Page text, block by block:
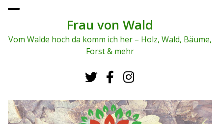
To
me
Frau von Wald
Vom Walde hoch da komm ich her – Holz, Wald, Bäume,
Forst & mehr